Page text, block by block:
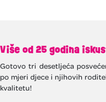
Više od 25 godina
Gotovo tri desetljeća
po mjeri djece i njihovih
kvalitetu!